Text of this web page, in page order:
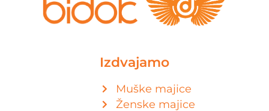
Izdvajamo
Muške majice
Ženske majice